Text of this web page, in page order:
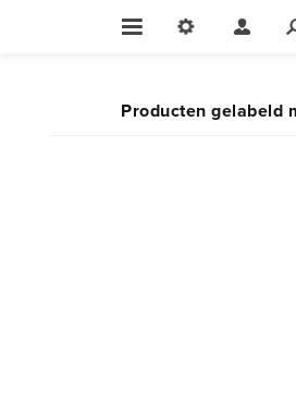
Producten gelabeld